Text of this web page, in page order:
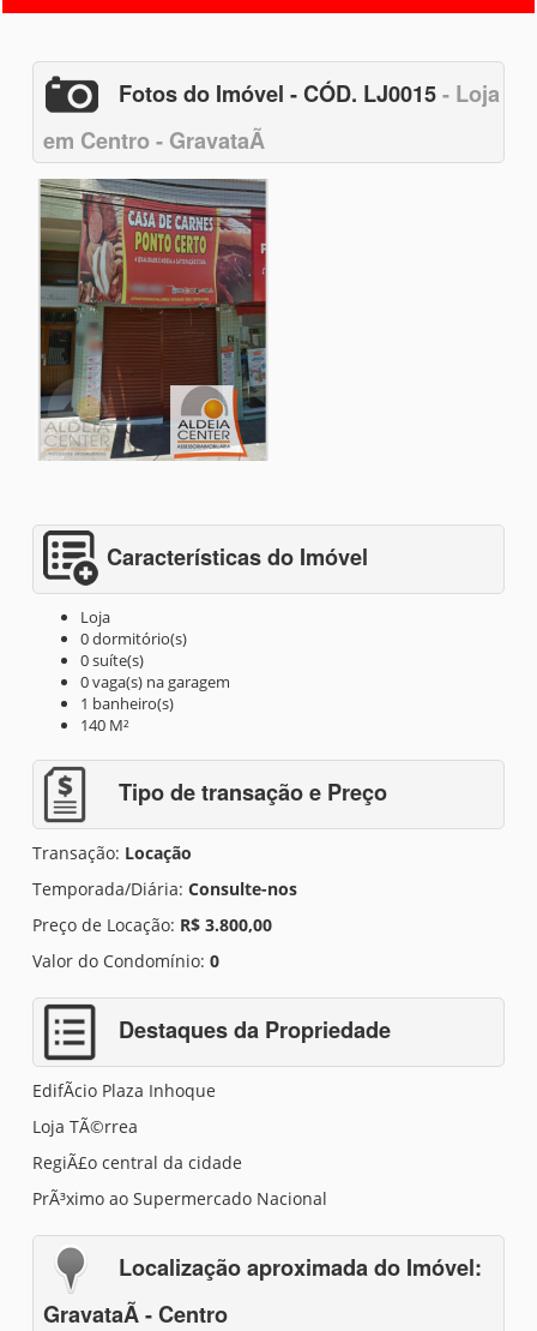
Fotos do Imóvel - CÓD. LJ0015- Loja
em Centro - GravataÃ­
Características do Imóvel
Loja
0 dormitório(s)
0 suíte(s)
0 vaga(s) na garagem
1 banheiro(s)
140 M²
Tipo de transação e Preço
Transação: Locação
Temporada/Diária: Consulte-nos
Preço de Locação: R$ 3.800,00
Valor do Condomínio: 0
Destaques da Propriedade
EdifÃ­cio Plaza Inhoque
Loja TÃ©rrea
RegiÃ£o central da cidade
PrÃ³ximo ao Supermercado Nacional
Localização aproximada do Imóvel:
GravataÃ­ - Centro